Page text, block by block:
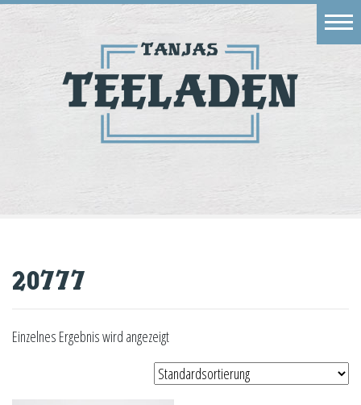
20777
Einzelnes Ergebnis wird angezeigt
Geschäft